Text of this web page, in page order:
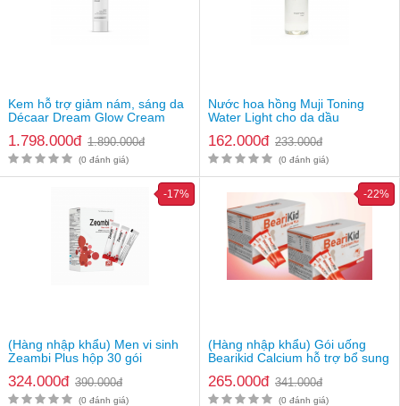
Vớ Đùi Y Khoa Kín Ngón
1.038.000đ
Kem hỗ trợ giảm nám, sáng da
Décaar Dream Glow Cream
1.798.000đ 1.890.000đ
(0 đánh giá)
Nước hoa hồng Muji Toning
Water Light cho da dầu
162.000đ 233.000đ
(0 đánh giá)
(Hàng nhập khẩu) Men vi sinh
Zeambi Plus hộp 30 gói
324.000đ 390.000đ
-17%
(0 đánh giá)
(Hàng nhập khẩu) Gói uống
Bearikid Calcium hỗ trợ bổ sung
265.000đ 341.000đ
-22%
(0 đánh giá)